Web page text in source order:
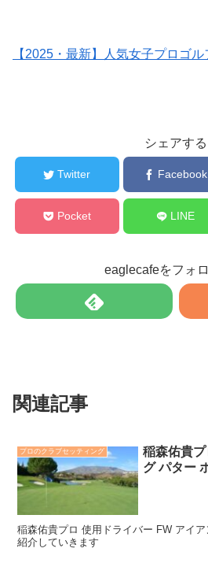
【2025・最新】人気女子プロゴ
シェアする
Twitter Facebook
Pocket LINE
eaglecafeをフォ
関連記事
プロのクラブセッティング
稲森佑貴
グ パター
稲森佑貴プロ 使用ドライバー FW アイ
紹介していきます